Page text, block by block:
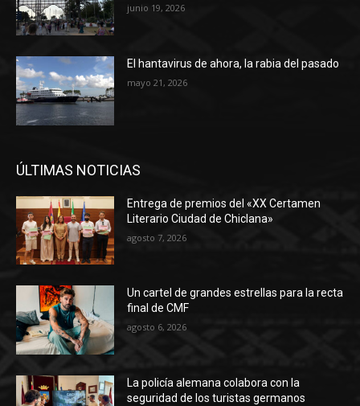
junio 19, 2026
El hantavirus de ahora, la rabia del pasado
mayo 21, 2026
ÚLTIMAS NOTICIAS
Entrega de premios del «XX Certamen
Literario Ciudad de Chiclana»
agosto 7, 2026
Un cartel de grandes estrellas para la recta
final de CMF
agosto 6, 2026
La policía alemana colabora con la
seguridad de los turistas germanos